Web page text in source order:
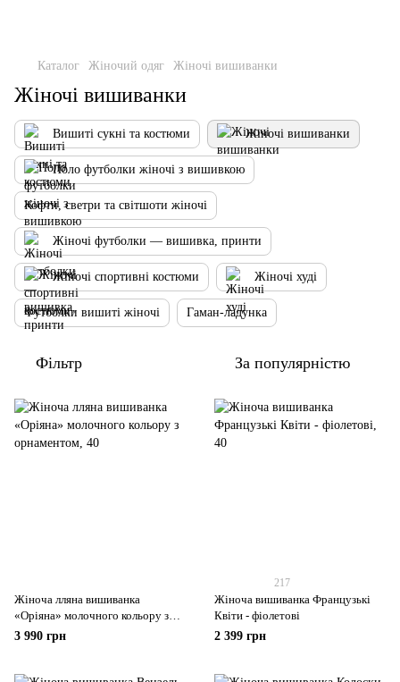
Каталог Жіночий одяг Жіночі вишиванки
Жіночі вишиванки
Вишиті сукні та костюми Жіночі вишиванки
Поло футболки жіночі з вишивкою
Кофти, светри та світшоти жіночі
Жіночі футболки — вишивка, принти
Жіночі спортивні костюми Жіночі худі
Футболки вишиті жіночі Гаман-ладунка
Фільтр За популярністю
Жіноча лляна вишиванка
«Оріяна» молочного кольору з
орнаментом
3 990 грн
217
Жіноча вишиванка Французькі
Квіти - фіолетові
2 399 грн